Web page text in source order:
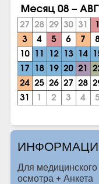
Для медицинского
осмотра + Анкета